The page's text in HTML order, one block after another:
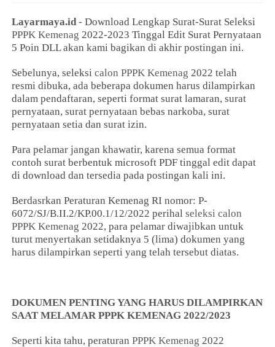
Layarmaya.id- Download Lengkap Surat-Surat Seleksi
PPPK Kemenag 2022-2023 Tinggal Edit Surat Pernyataan
5 Poin DLL akan kami bagikan di akhir postingan ini.
Sebelunya, seleksicalon PPPK Kemenag 2022 telah
resmi dibuka, ada beberapa dokumen harus dilampirkan
dalam pendaftaran, seperti format surat lamaran, surat
pernyataan, surat pernyataan bebas narkoba, surat
pernyataan setia dan surat izin.
Para pelamar jangan khawatir, karena semua format
contoh surat berbentuk microsoft PDF tinggal edit dapat
di download dan tersedia pada postingan kali ini.
Berdasrkan Peraturan Kemenag RI nomor: P-
6072/SJ/B.II.2/KP.00.1/12/2022 perihalseleksi calon
PPPK Kemenag 2022, para pelamar diwajibkan untuk
turut menyertakan setidaknya 5 (lima) dokumen yang
harus dilampirkan seperti yang telah tersebut diatas.
DOKUMEN PENTING YANG HARUS DILAMPIRKAN
SAAT MELAMAR PPPK KEMENAG 2022/2023
Seperti kita tahu, peraturanPPPK Kemenag 2022